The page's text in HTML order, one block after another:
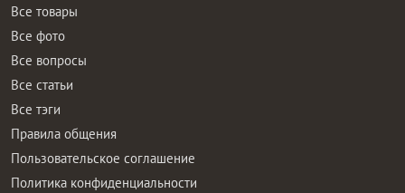
Все товары
Все фото
Все вопросы
Все статьи
Все тэги
Правила общения
Пользовательское соглашение
Политика конфиденциальности